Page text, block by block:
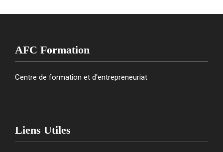
AFC Formation
Centre de formation et d'entrepreneuriat
Liens Utiles